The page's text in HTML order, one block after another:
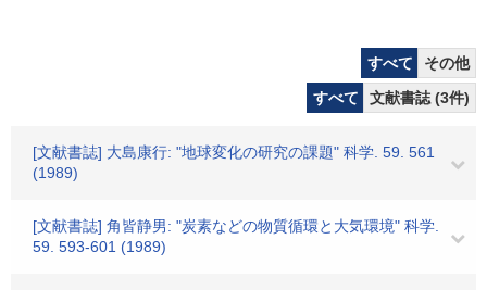
すべて
その他
すべて
文献書誌 (3件)
[文献書誌] 大島康行: "地球変化の研究の課題" 科学. 59. 561
(1989)
[文献書誌] 角皆静男: "炭素などの物質循環と大気環境" 科学.
59. 593-601 (1989)